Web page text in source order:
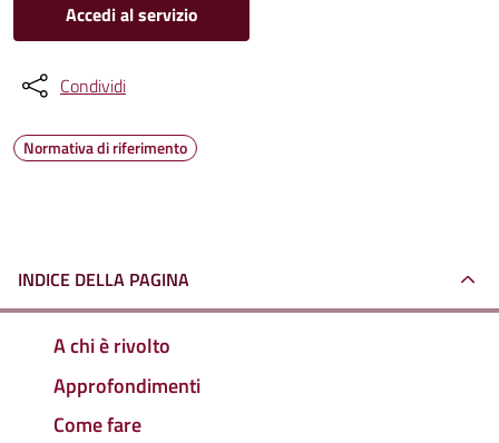
Accedi al servizio
Condividi
Normativa di riferimento
INDICE DELLA PAGINA
A chi è rivolto
Approfondimenti
Come fare